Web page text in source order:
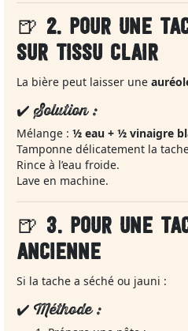
🍺 2. POUR UNE
SUR TISSU CLAIR
La bière peut laisser une
✔️ Solution :
Mélange : ½ eau + ½ vinaigre
Tamponne délicatement la
Rince à l’eau froide.
Lave en machine.
🍺 3. POUR UNE
ANCIENNE
Si la tache a séché ou jauni :
✔️ Méthode :